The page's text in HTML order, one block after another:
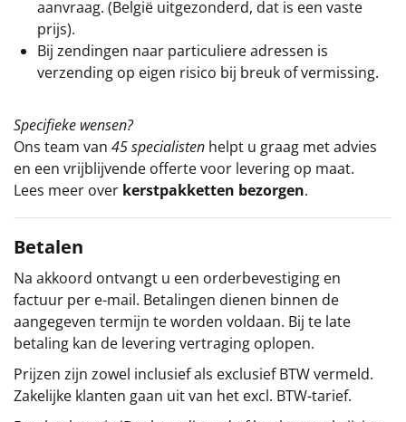
aanvraag. (België uitgezonderd, dat is een vaste
prijs).
Bij zendingen naar particuliere adressen is
verzending op eigen risico bij breuk of vermissing.
Specifieke wensen?
Ons team van 45 specialisten helpt u graag met advies
en een vrijblijvende offerte voor levering op maat.
Lees meer over kerstpakketten bezorgen.
Betalen
Na akkoord ontvangt u een orderbevestiging en
factuur per e-mail. Betalingen dienen binnen de
aangegeven termijn te worden voldaan. Bij te late
betaling kan de levering vertraging oplopen.
Prijzen zijn zowel inclusief als exclusief BTW vermeld.
Zakelijke klanten gaan uit van het excl. BTW-tarief.